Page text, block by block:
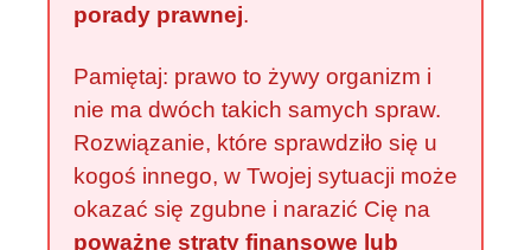
porady prawnej.
Pamiętaj: prawo to żywy organizm i
nie ma dwóch takich samych spraw.
Rozwiązanie, które sprawdziło się u
kogoś innego, w Twojej sytuacji może
okazać się zgubne i narazić Cię na
poważne straty finansowe lub